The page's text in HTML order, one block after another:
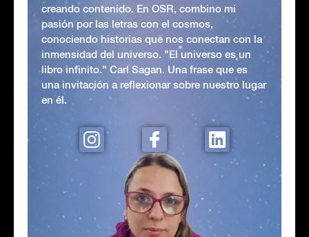
creando contenido. En OSR, combino mi
pasión por las letras con el cosmos,
conociendo historias que nos conectan con la
inmensidad del universo. "El universo es un
libro infinito." Carl Sagan. Una frase que es
una invitación a reflexionar sobre nuestro lugar
en él.